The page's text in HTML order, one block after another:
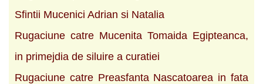
Sfintii Mucenici Adrian si Natalia
Rugaciune catre Mucenita Tomaida Egipteanca,
in primejdia de siluire a curatiei
Rugaciune catre Preasfanta Nascatoarea in fata